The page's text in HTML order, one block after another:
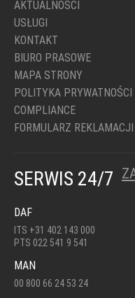
AKTUALNOŚCI
USŁUGI
KONTAKT
BIURO PRASOWE
MAPA STRONY
POLITYKA PRYWATNOŚCI
COMPLIANCE
FORMULARZ REKLAMACJI
SERWIS 24/7
DAF
ITS +31 402 143 000
PTS 022 541 9 541
MAN
00 800 66 24 53 24